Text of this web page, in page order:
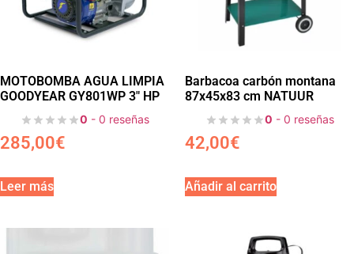
MOTOBOMBA AGUA LIMPIA
GOODYEAR GY801WP 3″ HP
0 - 0 reseñas
285,00€
Leer más
Barbacoa carbón montana
87x45x83 cm NATUUR
0 - 0 reseñas
42,00€
Añadir al carrito